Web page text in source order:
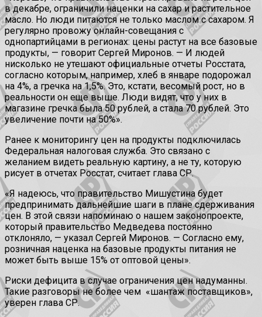
в декабре, ограничили наценки на сахар и растительное
масло. Но люди питаются не только маслом с сахаром. Я
регулярно провожу онлайн-совещания с
однопартийцами в регионах: цены растут на все базовые
продукты, — говорит Сергей Миронов. — И людей
нисколько не утешают официальные отчеты Росстата,
согласно которым, например, хлеб в январе подорожал
на 4%, а гречка на 1,5%. Это, кстати, весомый рост, но в
реальности он еще выше. Люди видят, что у них в
магазине гречка была 50 рублей, а стала 70 рублей. Это
увеличение почти на 50%».
Ранее к мониторингу цен на продукты подключилась
Федеральная налоговая служба. Это связано с
желанием видеть реальную картину, а не ту, которую
рисует в отчетах Росстат, считает глава СР.
«Я надеюсь, что правительство Мишустина будет
предпринимать дальнейшие шаги в плане сдерживания
цен. В этой связи напоминаю о нашем законопроекте,
который правительство Медведева постоянно
отклоняло, — указал Сергей Миронов. — Согласно ему,
розничная наценка на базовые продукты питания не
может быть выше 15% от оптовой цены».
Риски дефицита в случае ограничения цен надуманны.
Такие разговоры не более чем «шантаж поставщиков»,
уверен глава СР.